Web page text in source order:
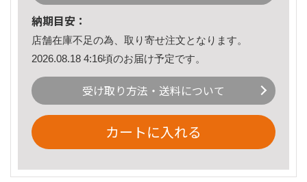
納期目安：
店舗在庫不足の為、取り寄せ注文となります。
2026.08.18 4:16頃のお届け予定です。
受け取り方法・送料について
カートに入れる